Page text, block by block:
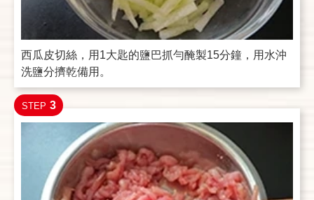
西瓜皮切絲，用1大匙的鹽巴抓勻醃製15分鐘，用水沖
洗鹽分擠乾備用。
STEP 3